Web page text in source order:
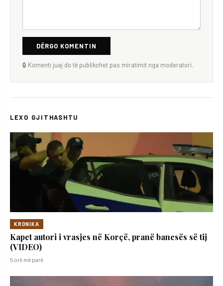
DËRGO KOMENTIN
🔒 Komenti juaj do të publikohet pas miratimit nga moderatori.
LEXO GJITHASHTU
KRONIKA
Kapet autori i vrasjes në Korçë, pranë banesës së tij
(VIDEO)
5 orë më parë